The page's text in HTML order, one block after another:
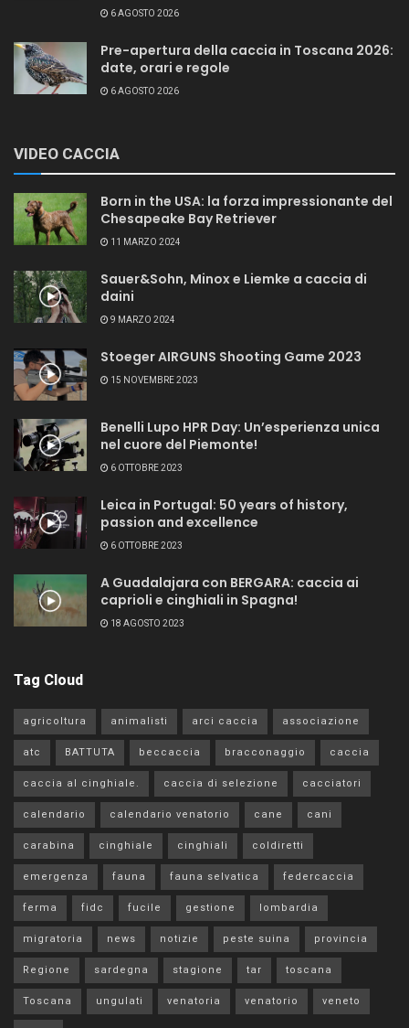
6 AGOSTO 2026
Pre-apertura della caccia in Toscana 2026:
date, orari e regole
6 AGOSTO 2026
VIDEO CACCIA
Born in the USA: la forza impressionante del
Chesapeake Bay Retriever
11 MARZO 2024
Sauer&Sohn, Minox e Liemke a caccia di
daini
9 MARZO 2024
Stoeger AIRGUNS Shooting Game 2023
15 NOVEMBRE 2023
Benelli Lupo HPR Day: Un’esperienza unica
nel cuore del Piemonte!
6 OTTOBRE 2023
Leica in Portugal: 50 years of history,
passion and excellence
6 OTTOBRE 2023
A Guadalajara con BERGARA: caccia ai
caprioli e cinghiali in Spagna!
18 AGOSTO 2023
Tag Cloud
agricoltura animalisti arci caccia
associazione
atc
BATTUTA beccaccia bracconaggio
caccia
caccia al cinghiale.
caccia di selezione
cacciatori
calendario
calendario venatorio cane
cani
carabina
cinghiale cinghiali
coldiretti
emergenza
fauna fauna selvatica
federcaccia
ferma
fidc fucile gestione
lombardia
migratoria
news notizie peste suina
provincia
Regione
sardegna stagione tar
toscana
Toscana
ungulati venatoria venatorio
veneto